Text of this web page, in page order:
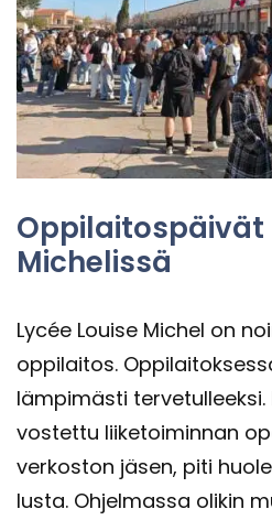
Op­pi­lai­tos­päi­vät
Mic­he­lis­sä
Lycée Lo­ui­se Mic­hel on
op­pi­lai­tos.
läm­pi­mäs­ti
vos­tet­tu lii­ke­toi­min­nan
verkoston jäsen, piti
lus­ta. Oh­jel­mas­sa oli­kin